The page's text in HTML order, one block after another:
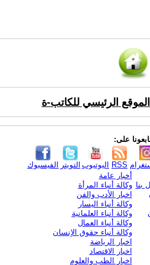
الموقع الرئيسي للكاتب-ة
على:
الفيسبوك التويتر اليوتيوب RSS
بنا
أخبار عامة
وكالة أنباء المرأة
اخبار الأدب والفن
وكالة أنباء اليسار
وكالة أنباء العلمانية
وكالة أنباء العمال
وكالة أنباء حقوق الإنسان
اخبار الرياضة
اخبار الاقتصاد
اخبار الطب والعلوم